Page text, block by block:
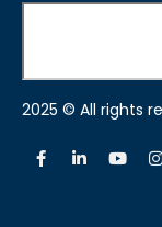
2025 © All rights